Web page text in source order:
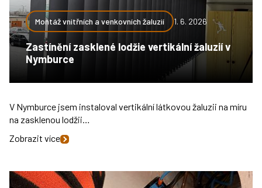
Montáž vnitřních a venkovních žaluzií 1. 6. 2026
Zastínění zasklené lodžie vertikální žaluzií v
Nymburce
V Nymburce jsem instaloval vertikální látkovou žaluzii na míru
na zasklenou lodžii…
Zobrazit více